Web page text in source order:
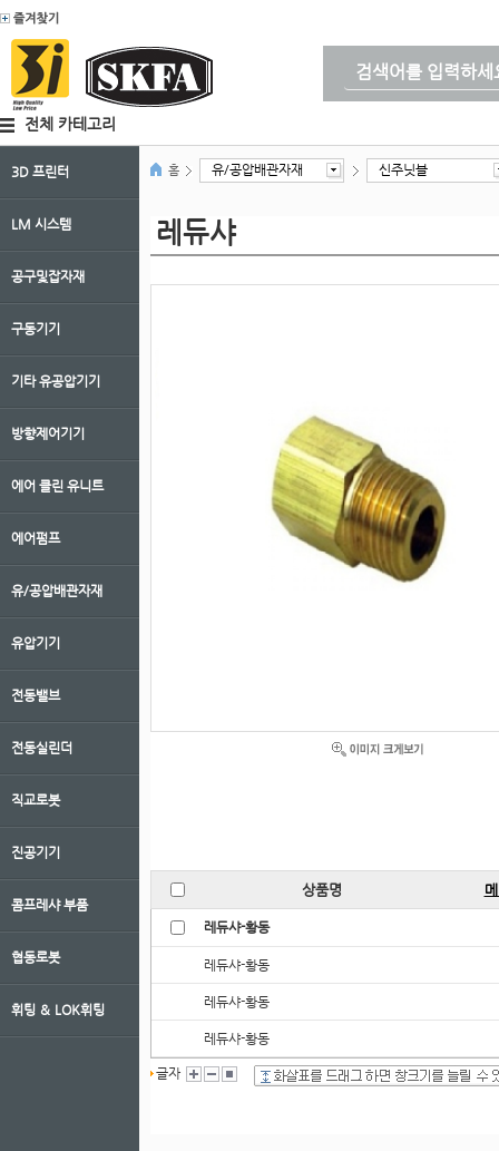
전체 카테고리
3D 프린터
LM 시스템
공구및잡자재
구동기기
기타 유공압기기
방향제어기기
에어 클린 유니트
에어펌프
유/공압배관자재
유압기기
전동밸브
전동실린더
직교로봇
진공기기
콤프레샤 부품
협동로봇
휘팅 ＆ LOK휘팅
홈 유/공압배관자재 신주닛블
레듀샤
상품명
레듀샤-황동
레듀샤-황동
레듀샤-황동
레듀샤-황동
레듀샤-황동
글자